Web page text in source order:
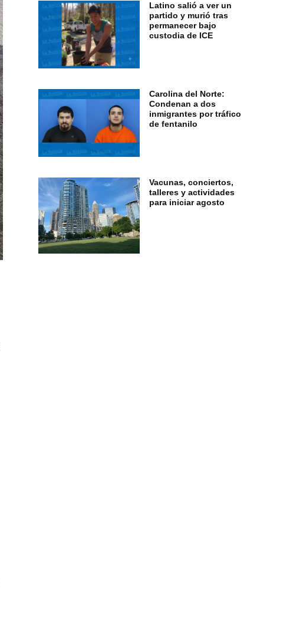
Latino salió a ver un
partido y murió tras
permanecer bajo
custodia de ICE
Carolina del Norte:
Condenan a dos
inmigrantes por tráfico
de fentanilo
Vacunas, conciertos,
talleres y actividades
para iniciar agosto